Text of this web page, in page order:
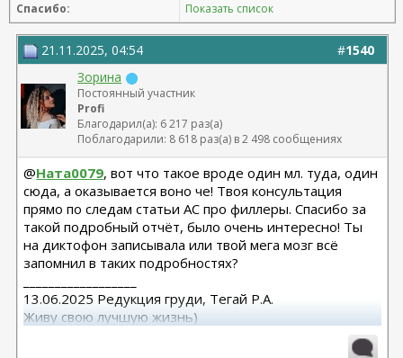
Спасибо: Показать список
#1540
21.11.2025, 04:54
Зорина
Постоянный участник
Profi
Благодарил(а): 6 217 раз(а)
Поблагодарили: 8 618 раз(а) в 2 498 сообщениях
@Ната0079, вот что такое вроде один мл. туда, один
сюда, а оказывается воно че! Твоя консультация
прямо по следам статьи АС про филлеры. Спасибо за
такой подробный отчёт, было очень интересно! Ты
на диктофон записывала или твой мега мозг всё
запомнил в таких подробностях?
13.06.2025 Редукция груди, Тегай Р.А.
Живу свою лучшую жизнь)